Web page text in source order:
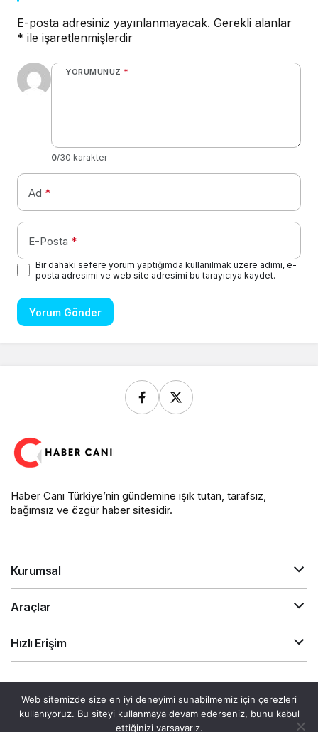
E-posta adresiniz yayınlanmayacak. Gerekli alanlar
* ile işaretlenmişlerdir
YORUMUNUZ *
0/30 karakter
Ad *
E-Posta *
Bir dahaki sefere yorum yaptığımda kullanılmak üzere adımı, e-
posta adresimi ve web site adresimi bu tarayıcıya kaydet.
Yorum Gönder
Haber Canı Türkiye’nin gündemine ışık tutan, tarafsız,
bağımsız ve özgür haber sitesidir.
Kurumsal
Araçlar
Hızlı Erişim
© Telif Hakkı 2026, Tüm Hakları Saklıdır.
Web sitemizde size en iyi deneyimi sunabilmemiz için çerezleri
kullanıyoruz. Bu siteyi kullanmaya devam ederseniz, bunu kabul
ettiğinizi varsayarız.